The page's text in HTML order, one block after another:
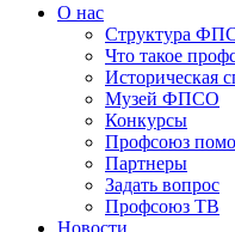
О нас
Структура
Что такое
Историческая
Музей ФПСО
Конкурсы
Профсоюз
Партнеры
Задать вопрос
Профсоюз ТВ
Новости